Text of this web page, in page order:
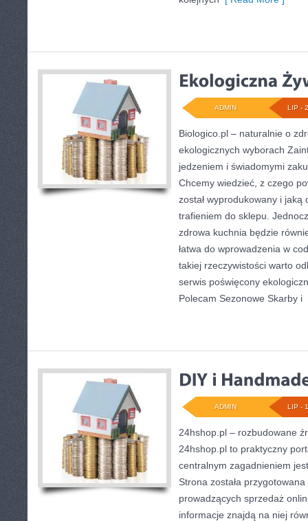
LIP -
ADMIN
Biologico.pl – naturalnie o
ekologicznych wyborach
jedzeniem i świadomymi
Chcemy wiedzieć, z czego
został wyprodukowany i jaką
trafieniem do sklepu.
zdrowa kuchnia będzie
łatwa do wprowadzenia w
takiej rzeczywistości warto
serwis poświęcony
Polecam Sezonowe Skarby i
LIP -
ADMIN
24hshop.pl – rozbudowane
24hshop.pl to praktyczny
centralnym zagadnieniem
Strona została
prowadzących sprzedaż
informacje znajdą na niej